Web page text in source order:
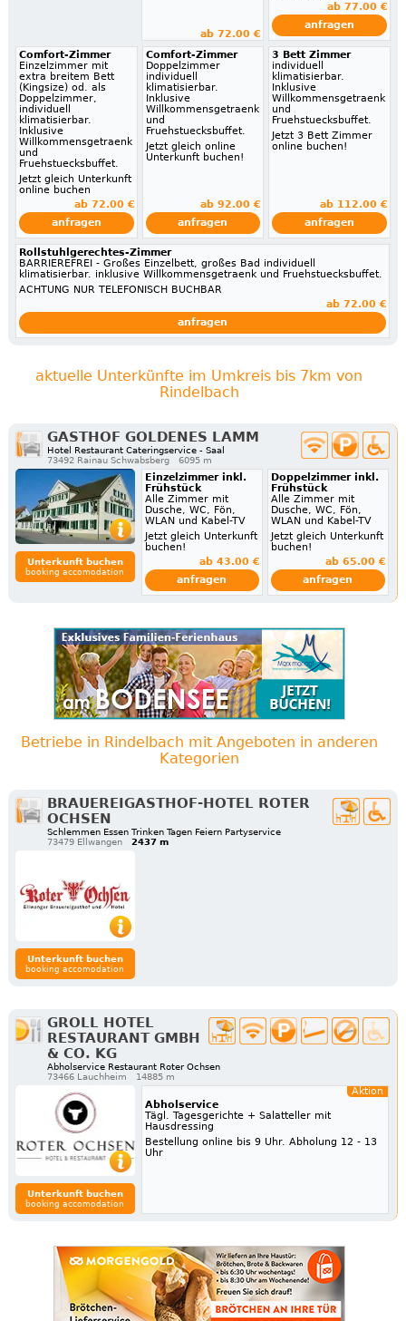
ab 72.00 €
ab 77.00 €
anfragen
Comfort-Zimmer
Einzelzimmer mit
extra breitem Bett
(Kingsize) od. als
Doppelzimmer,
individuell
klimatisierbar.
Inklusive
Willkommensgetraenk
und
Fruehstuecksbuffet.
Jetzt gleich Unterkunft
online buchen
ab 72.00 €
anfragen
Comfort-Zimmer
Doppelzimmer
individuell
klimatisierbar.
Inklusive
Willkommensgetraenk
und
Fruehstuecksbuffet.
Jetzt gleich online
Unterkunft buchen!
ab 92.00 €
anfragen
3 Bett Zimmer
individuell
klimatisierbar.
Inklusive
Willkommensgetraenk
und
Fruehstuecksbuffet.
Jetzt 3 Bett Zimmer
online buchen!
ab 112.00 €
anfragen
Rollstuhlgerechtes-Zimmer
BARRIEREFREI - Großes Einzelbett, großes Bad individuell
klimatisierbar. inklusive Willkommensgetraenk und Fruehstuecksbuffet.
ACHTUNG NUR TELEFONISCH BUCHBAR
ab 72.00 €
anfragen
aktuelle Unterkünfte im Umkreis bis 7km von
Rindelbach
GASTHOF GOLDENES LAMM
Hotel Restaurant Cateringservice - Saal
73492 Rainau Schwabsberg
6095 m
Unterkunft buchen
booking accomodation
Einzelzimmer inkl.
Frühstück
Alle Zimmer mit
Dusche, WC, Fön,
WLAN und Kabel-TV
Jetzt gleich Unterkunft
buchen!
ab 43.00 €
anfragen
Doppelzimmer inkl.
Frühstück
Alle Zimmer mit
Dusche, WC, Fön,
WLAN und Kabel-TV
Jetzt gleich Unterkunft
buchen!
ab 65.00 €
anfragen
Betriebe in Rindelbach mit Angeboten in anderen
Kategorien
BRAUEREIGASTHOF-HOTEL ROTER
OCHSEN
Schlemmen Essen Trinken Tagen Feiern Partyservice
73479 Ellwangen
2437 m
Unterkunft buchen
booking accomodation
GROLL HOTEL
RESTAURANT GMBH
& CO. KG
Abholservice Restaurant Roter Ochsen
73466 Lauchheim
14885 m
Unterkunft buchen
booking accomodation
Aktion
Abholservice
Tägl. Tagesgerichte + Salatteller mit
Hausdressing
Bestellung online bis 9 Uhr. Abholung 12 - 13
Uhr